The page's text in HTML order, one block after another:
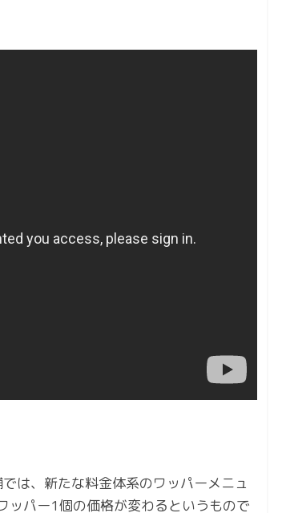
は、新たな料金体系のワッパーメニュ
ッパー1個の価格が変わるというもので